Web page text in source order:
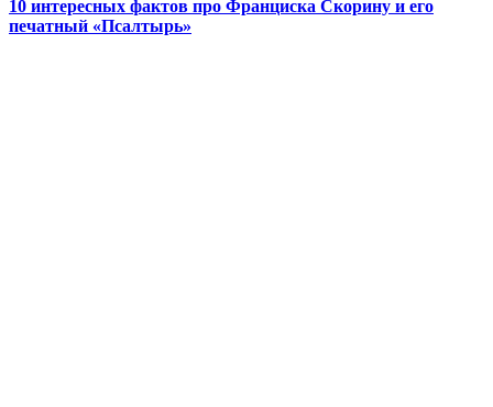
10 интересных фактов про Франциска Скорину и его
печатный «Псалтырь»